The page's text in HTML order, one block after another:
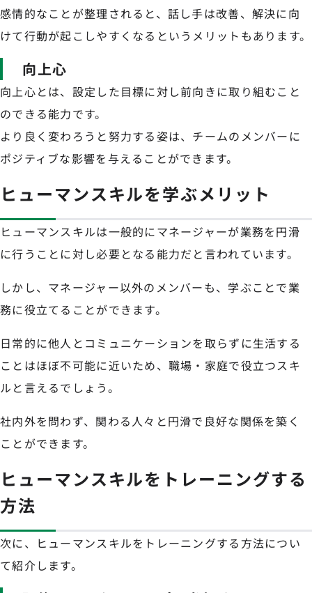
感情的なことが整理されると、話し手は改善、解決に向
けて行動が起こしやすくなるというメリットもあります。
向上心
向上心とは、設定した目標に対し前向きに取り組むこと
のできる能力です。
より良く変わろうと努力する姿は、チームのメンバーに
ポジティブな影響を与えることができます。
ヒューマンスキルを学ぶメリット
ヒューマンスキルは一般的にマネージャーが業務を円滑
に行うことに対し必要となる能力だと言われています。
しかし、マネージャー以外のメンバーも、学ぶことで業
務に役立てることができます。
日常的に他人とコミュニケーションを取らずに生活する
ことはほぼ不可能に近いため、職場・家庭で役立つスキ
ルと言えるでしょう。
社内外を問わず、関わる人々と円滑で良好な関係を築く
ことができます。
ヒューマンスキルをトレーニングする
方法
次に、ヒューマンスキルをトレーニングする方法につい
て紹介します。